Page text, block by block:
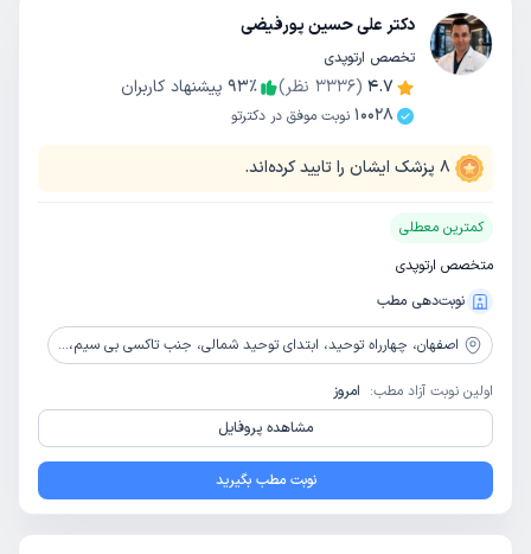
دکتر علی حسین پورفیضی
تخصص ارتوپدی
4.7
(
3336 نظر) 93٪
پیشنهاد کاربران
10028 نوبت موفق در دکترتو
8 پزشک ایشان را تایید کرده‌اند.
کمترین معطلی
متخصص ارتوپدی
نوبت‌دهی مطب
اصفهان، چهارراه توحید، ابتدای توحید شمالی، جنب تاکسی بی سیم، ساختمان آوین، طبقه اول، واحد 2
اولین نوبت آزاد مطب: امروز
مشاهده پروفایل
نوبت مطب بگیرید